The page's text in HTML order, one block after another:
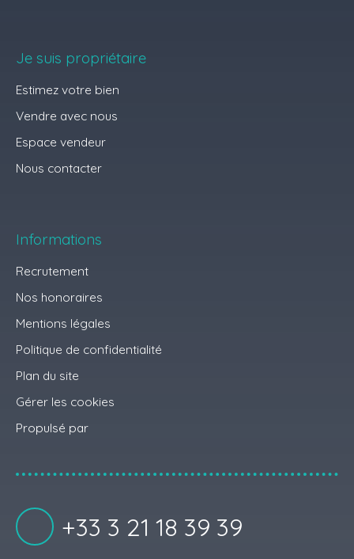
Je suis propriétaire
Estimez votre bien
Vendre avec nous
Espace vendeur
Nous contacter
Informations
Recrutement
Nos honoraires
Mentions légales
Politique de confidentialité
Plan du site
Gérer les cookies
Propulsé par
+33 3 21 18 39 39